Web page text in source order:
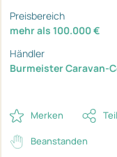
Preisbereich
mehr als 100.000 €
Händler
Burmeister Caravan-
Merken
Beanstanden